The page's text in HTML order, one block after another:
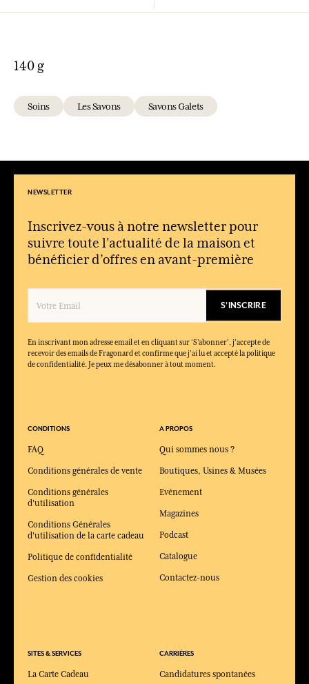
140 g
Soins Les Savons Savons Galets
NEWSLETTER
Inscrivez-vous à notre newsletter pour
suivre toute l'actualité de la maison et
bénéficier d’offres en avant-première
S'INSCRIRE
En inscrivant mon adresse email et en cliquant sur ‘S’abonner’, j'accepte de
recevoir des emails de Fragonard et confirme que j'ai lu et accepté la politique
de confidentialité. Je peux me désabonner à tout moment.
CONDITIONS
FAQ
Conditions générales de vente
Conditions générales
d'utilisation
Conditions Générales
d'utilisation de la carte cadeau
Politique de confidentialité
Gestion des cookies
SITES & SERVICES
La Carte Cadeau
A PROPOS
Qui sommes nous ?
Boutiques, Usines & Musées
Evénement
Magazines
Podcast
Catalogue
Contactez-nous
CARRIÈRES
Candidatures spontanées